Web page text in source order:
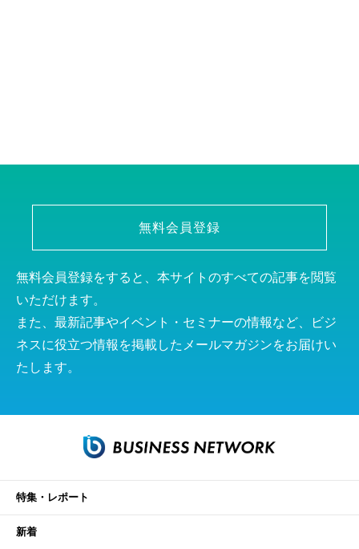
無料会員登録
無料会員登録をすると、本サイトのすべての記事を閲覧
いただけます。
また、最新記事やイベント・セミナーの情報など、ビジ
ネスに役立つ情報を掲載したメールマガジンをお届けい
たします。
特集・レポート
新着